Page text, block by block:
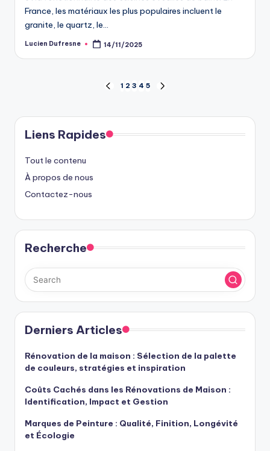
France, les matériaux les plus populaires incluent le
granite, le quartz, le…
Posted
Lucien Dufresne 14/11/2025
pagination
PREVIOUS
1 2 3 4 5
Liens Rapides
Tout le contenu
À propos de nous
Contactez-nous
Recherche
Derniers Articles
Rénovation de la maison : Sélection de la palette
de couleurs, stratégies et inspiration
Coûts Cachés dans les Rénovations de Maison :
Identification, Impact et Gestion
Marques de Peinture : Qualité, Finition, Longévité
et Écologie